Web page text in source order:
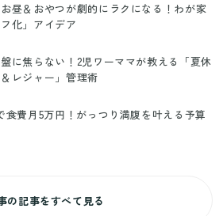
昼＆おやつが劇的にラクになる！わが家
化」アイデア
に焦らない！2児ワーママが教える「夏休
レジャー」管理術
食費月5万円！がっつり満腹を叶える予算
の記事をすべて見る